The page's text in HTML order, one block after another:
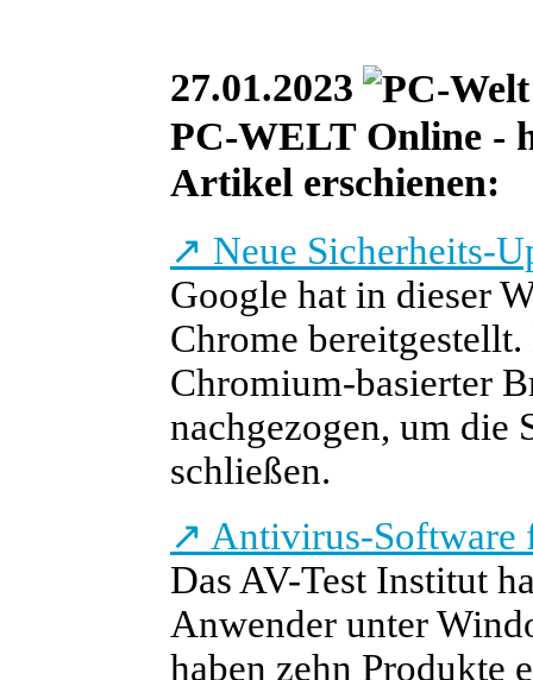
27.01.2023
PC-WELT Online -
Artikel erschienen:
↗ Neue Sicherheits-
Google hat in dieser
Chrome
Chromium-basierter
nachgezogen, um die
schließen.
↗ Antivirus-Software
Das AV-Test Institut
Anwender unter
haben zehn Produkte